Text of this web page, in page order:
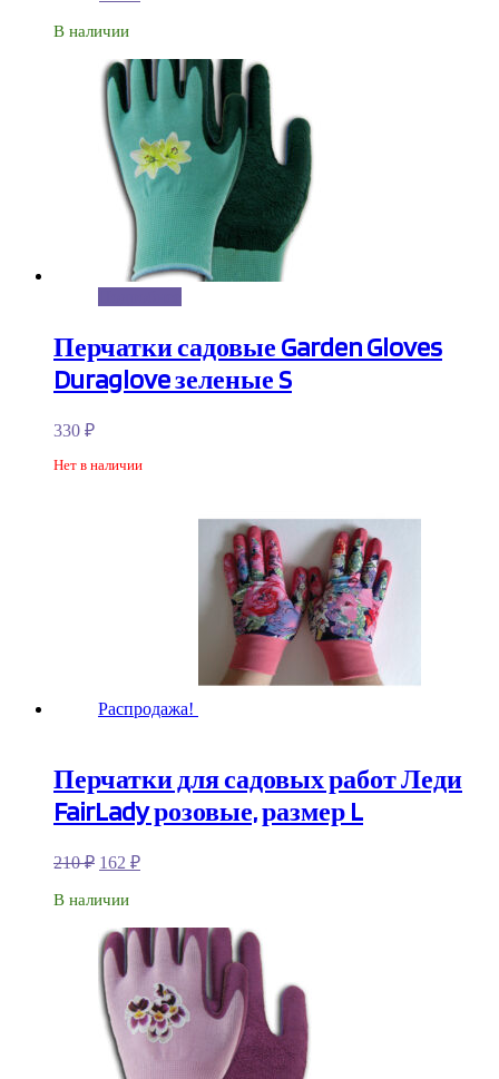
В наличии
Перчатки садовые Garden Gloves
Duraglove зеленые S
330 ₽
Нет в наличии
Распродажа!
Перчатки для садовых работ Леди
FairLady розовые, размер L
210₽ 162 ₽
В наличии